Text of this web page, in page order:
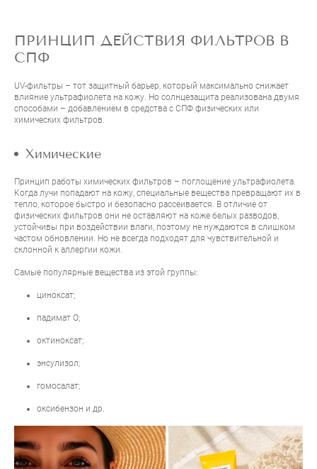
ПРИНЦИП ДЕЙСТВИЯ ФИЛЬТРОВ В
СПФ
UV-фильтры – тот защитный барьер, который максимально снижает
влияние ультрафиолета на кожу. Но солнцезащита реализована двумя
способами – добавлением в средства с СПФ физических или
химических фильтров.
Химические
Принцип работы химических фильтров – поглощение ультрафиолета.
Когда лучи попадают на кожу, специальные вещества превращают их в
тепло, которое быстро и безопасно рассеивается. В отличие от
физических фильтров они не оставляют на коже белых разводов,
устойчивы при воздействии влаги, поэтому не нуждаются в слишком
частом обновлении. Но не всегда подходят для чувствительной и
склонной к аллергии кожи.
Самые популярные вещества из этой группы:
циноксат;
падимат О;
октиноксат;
энсулизол;
гомосалат;
оксибензон и др.